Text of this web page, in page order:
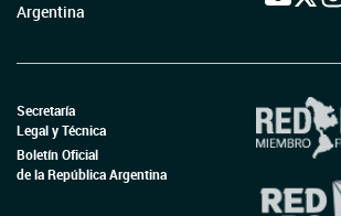
Argentina
Secretaría
Legal y Técnica
Boletín Oficial
de la República Argentina